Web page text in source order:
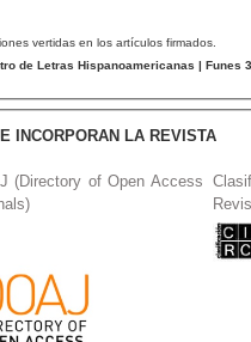
vertidas en los artículos firmados.
de Letras Hispanoamericanas | Funes
INCORPORAN LA REVISTA
(Directory of Open Access